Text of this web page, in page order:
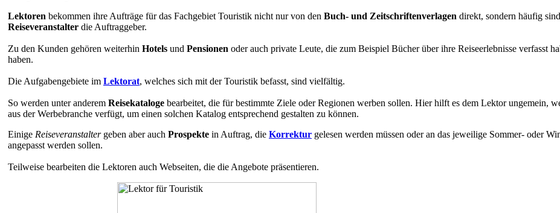
Lektoren bekommen ihre Aufträge für das Fachgebiet Touristik nicht nur von den Buch- und Zeitschriftenverlagen direkt, sondern häufig
Reiseveranstalter die Auftraggeber.
Zu den Kunden gehören weiterhin Hotels und Pensionen oder auch private Leute, die zum Beispiel Bücher über ihre Reiseerlebnisse verfasst
haben.
Die Aufgabengebiete im Lektorat, welches sich mit der Touristik befasst, sind vielfältig.
So werden unter anderem Reisekataloge bearbeitet, die für bestimmte Ziele oder Regionen werben sollen. Hier hilft es dem Lektor ungemein,
aus der Werbebranche verfügt, um einen solchen Katalog entsprechend gestalten zu können.
Einige Reiseveranstaltergeben aber auch Prospekte in Auftrag, die Korrektur gelesen werden müssen oder an das jeweilige Sommer- oder
angepasst werden sollen.
Teilweise bearbeiten die Lektoren auch Webseiten, die die Angebote präsentieren.